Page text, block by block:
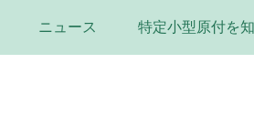
ニュース 特定小型原付を